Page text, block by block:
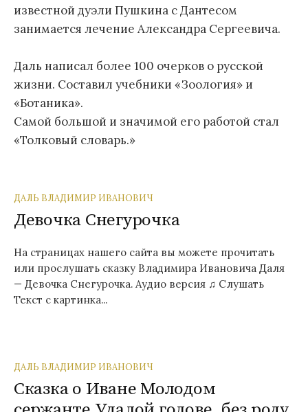
известной дуэли Пушкина с Дантесом
занимается лечение Александра Сергеевича.
Даль написал более 100 очерков о русской
жизни. Составил учебники «Зоология» и
«Ботаника».
Самой большой и значимой его работой стал
«Толковый словарь.»
ДАЛЬ ВЛАДИМИР ИВАНОВИЧ
Девочка Снегурочка
На страницах нашего сайта вы можете прочитать
или прослушать сказку Владимира Ивановича Даля
— Девочка Снегурочка. Аудио версия ♫ Слушать
Текст с картинка...
ДАЛЬ ВЛАДИМИР ИВАНОВИЧ
Сказка о Иване Молодом